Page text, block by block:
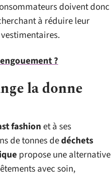
doivent donc
à réduire leur
?
la donne
fashionet à ses
de tonnes dedéchets
propose une alternative
avec soin,